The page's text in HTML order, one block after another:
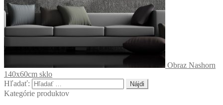
Obraz Nashorn
140x60cm sklo
Hľadať:
Kategórie produktov